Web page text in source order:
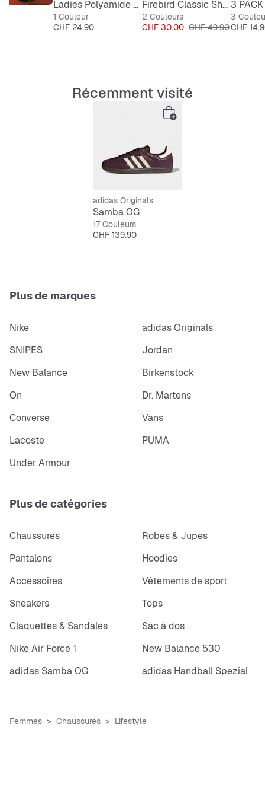
Ladies Polyamide Jersey Neckholder Top
1 Couleur
Prix
CHF 24.90
Firebird Classic Shorts
2 Couleurs
Prix
CHF 30.00 Prix original
CHF 49.90
3
3
Prix
CHF
Récemment visité
adidas Originals
Samba OG
17 Couleurs
Prix
CHF 139.90
Plus de marques
Nike
adidas Originals
SNIPES
Jordan
New Balance
Birkenstock
On
Dr. Martens
Converse
Vans
Lacoste
PUMA
Under Armour
Plus de catégories
Chaussures
Robes & Jupes
Pantalons
Hoodies
Accessoires
Vêtements de sport
Sneakers
Tops
Claquettes & Sandales
Sac à dos
Nike Air Force 1
New Balance 530
adidas Samba OG
adidas Handball Spezial
Femmes Chaussures Lifestyle